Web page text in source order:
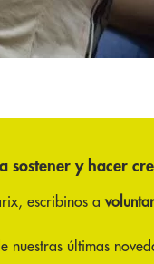
sostener y hacer
escribinos a
nuestras últimas